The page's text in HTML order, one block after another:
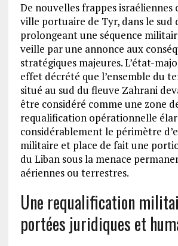
De nouvelles frappes israéliennes
ville portuaire de Tyr, dans le sud
prolongeant une séquence
veille par une annonce aux
stratégiques majeures. L’état-
effet décrété que l’ensemble du
situé au sud du fleuve Zahrani
être considéré comme une zone
requalification opérationnelle
considérablement le périmètre
militaire et place de fait une
du Liban sous la menace
aériennes ou terrestres.
Une requalification
portées juridiques et